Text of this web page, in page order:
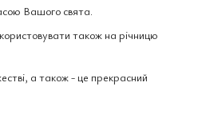
Вашого свята.
також на річницю
а також - це прекрасний